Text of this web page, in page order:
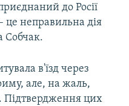
до Росії
це неправильна дія
Собчак.
в'їзд через
але, на жаль,
Підтвердження цих